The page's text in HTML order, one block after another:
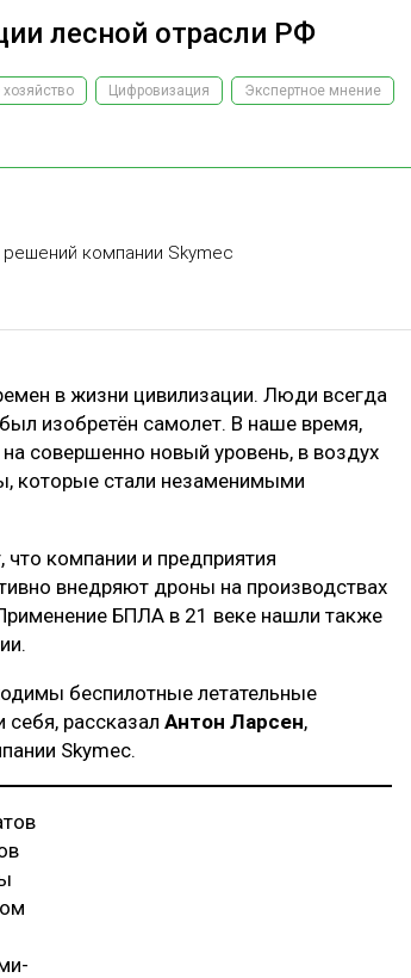
лесной отрасли РФ
Цифровизация Экспертное мнение
компании Skymec
в жизни цивилизации. Люди всегда
изобретён самолет. В наше время,
совершенно новый уровень, в воздух
которые стали незаменимыми
компании и предприятия
внедряют дроны на производствах
БПЛА в 21 веке нашли также
беспилотные летательные
себя, рассказал Антон Ларсен,
Skymec.